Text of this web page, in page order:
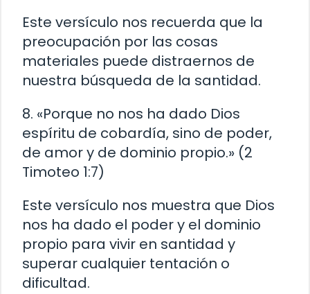
Este versículo nos recuerda que la
preocupación por las cosas
materiales puede distraernos de
nuestra búsqueda de la santidad.
8. «Porque no nos ha dado Dios
espíritu de cobardía, sino de poder,
de amor y de dominio propio.» (2
Timoteo 1:7)
Este versículo nos muestra que Dios
nos ha dado el poder y el dominio
propio para vivir en santidad y
superar cualquier tentación o
dificultad.